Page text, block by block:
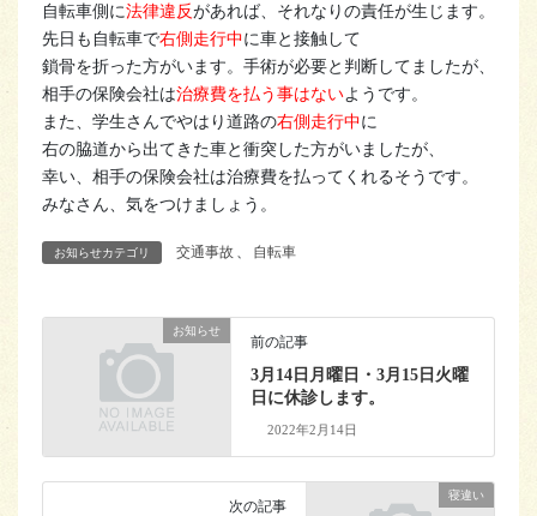
自転車側に法律違反があれば、それなりの責任が生じます。
先日も自転車で右側走行中に車と接触して
鎖骨を折った方がいます。手術が必要と判断してましたが、
相手の保険会社は治療費を払う事はないようです。
また、学生さんでやはり道路の右側走行中に
右の脇道から出てきた車と衝突した方がいましたが、
幸い、相手の保険会社は治療費を払ってくれるそうです。
みなさん、気をつけましょう。
お知らせカテゴリ 交通事故 、 自転車
お知らせ
前の記事
3月14日月曜日・3月15日火曜
日に休診します。
2022年2月14日
寝違い
次の記事